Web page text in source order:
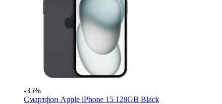
-35%
Смартфон Apple iPhone 15 128GB Black